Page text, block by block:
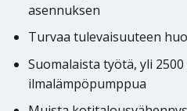
asennuksen
Turvaa tulevaisuuteen
Suomalaista työtä, yli
ilmalämpöpumppua